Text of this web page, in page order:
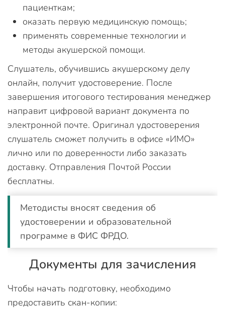
пациенткам;
оказать первую медицинскую помощь;
применять современные технологии и
методы акушерской помощи.
Слушатель, обучившись акушерскому делу
онлайн, получит удостоверение. После
завершения итогового тестирования менеджер
направит цифровой вариант документа по
электронной почте. Оригинал удостоверения
слушатель сможет получить в офисе «ИМО»
лично или по доверенности либо заказать
доставку. Отправления Почтой России
бесплатны.
Методисты вносят сведения об
удостоверении и образовательной
программе в ФИС ФРДО.
Документы для зачисления
Чтобы начать подготовку, необходимо
предоставить скан-копии: